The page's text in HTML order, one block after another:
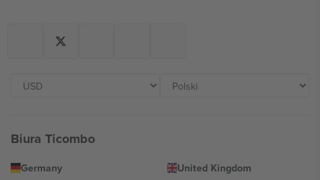
Biura Ticombo
Germany
United Kingdom